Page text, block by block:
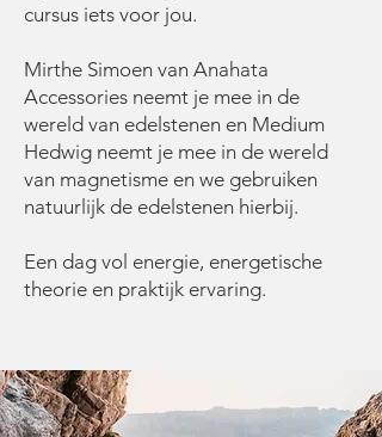
cursus iets voor jou.
Mirthe Simoen van Anahata
Accessories neemt je mee in de
wereld van edelstenen en Medium
Hedwig neemt je mee in de wereld
van magnetisme en we gebruiken
natuurlijk de edelstenen hierbij.
Een dag vol energie, energetische
theorie en praktijk ervaring.